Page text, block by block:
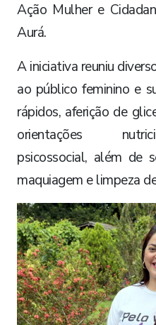
Ação Mulher e
Aurá.
A iniciativa reuniu
ao público feminino e
rápidos, aferição de
orientações
psicossocial, além de
maquiagem e limpeza